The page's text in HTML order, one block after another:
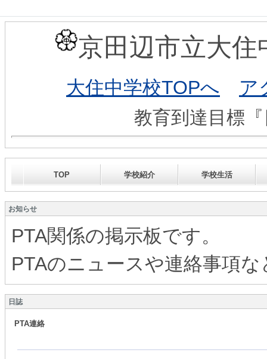
京田辺市立大住
大住中学校TOPへ ア
教育到達目標『日本
TOP 学校紹介 学校生活
お知らせ
PTA関係の掲示板です。
PTAのニュースや連絡事項
日誌
PTA連絡